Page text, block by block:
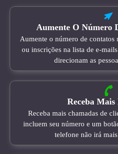
Aumente O Número
Aumente o número de contatos
ou inscrições na lista de e-
direcionam as
Receba Mais
Receba mais chamadas de
incluem seu número e um
telefone não irá